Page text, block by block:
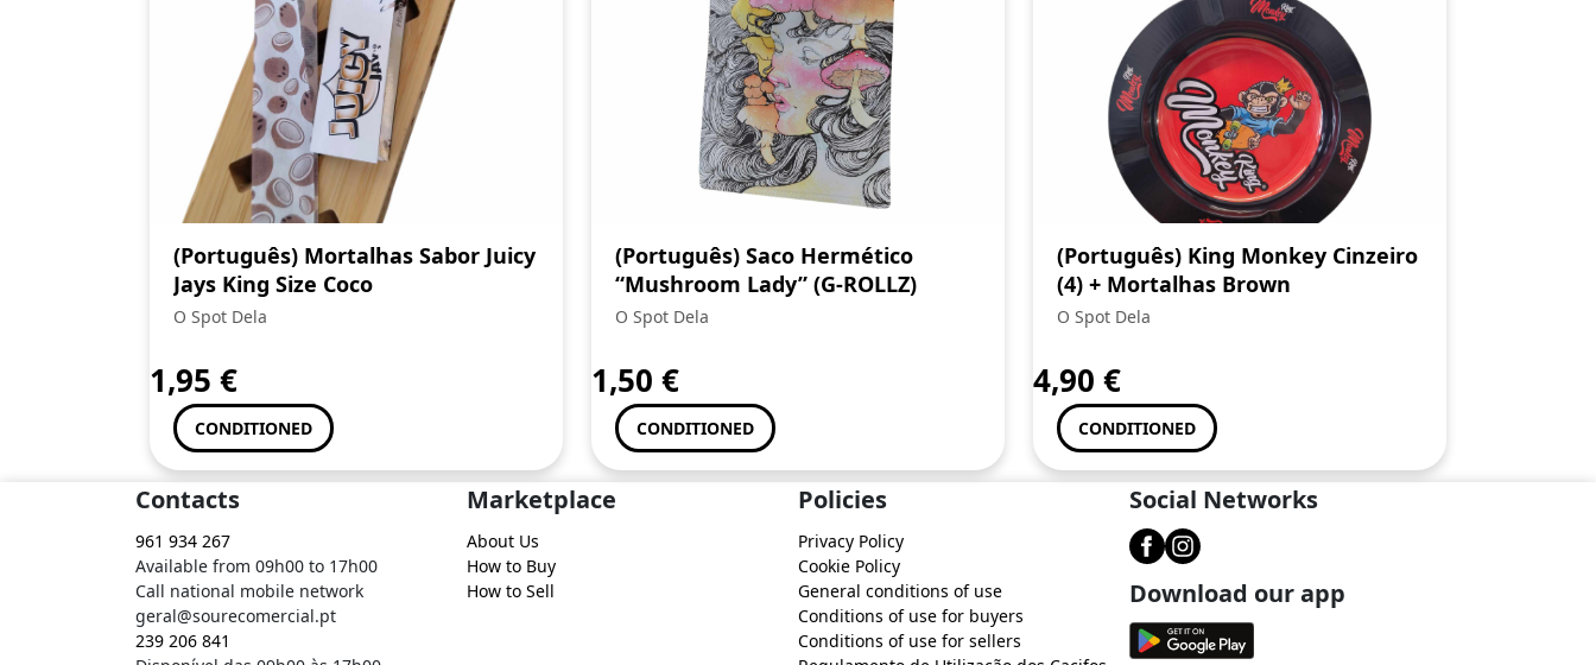
(Português) Mortalhas Sabor Juicy
Jays King Size Coco
O Spot Dela
1,95 €
CONDITIONED
(Português) Saco Hermético
“Mushroom Lady” (G-ROLLZ)
O Spot Dela
1,50 €
CONDITIONED
(Português) King Monkey Cinzeiro
(4) + Mortalhas Brown
O Spot Dela
4,90 €
CONDITIONED
Contacts
961 934 267
Available from 09h00 to 17h00
Call national mobile network
geral@sourecomercial.pt
239 206 841
Marketplace
About Us
How to Buy
How to Sell
Policies
Privacy Policy
Cookie Policy
General conditions of use
Conditions of use for buyers
Conditions of use for sellers
Social Networks
Download our app